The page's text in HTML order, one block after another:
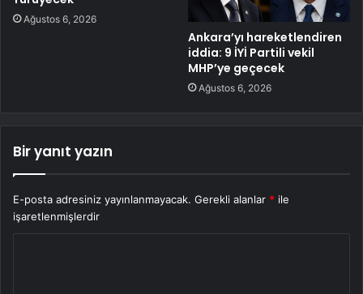
Ağustos 6, 2026
Ankara’yı hareketlendiren
iddia: 9 İYİ Partili vekil
MHP’ye geçecek
Ağustos 6, 2026
Bir yanıt yazın
E-posta adresiniz yayınlanmayacak. Gerekli alanlar * ile
işaretlenmişlerdir